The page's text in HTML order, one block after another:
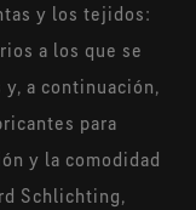
y los tejidos:
a los que se
a continuación,
para
y la comodidad
Schlichting,